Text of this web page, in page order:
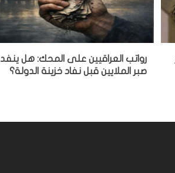
رواتب العراقيين على المحك: هل ينفد
صبر الملايين قبل نفاد خزينة الدولة؟